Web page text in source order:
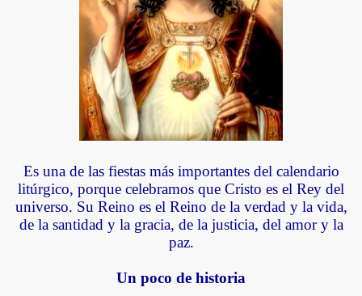
Es una de las fiestas más importantes del calendario
litúrgico, porque celebramos que Cristo es el Rey del
universo. Su Reino es el Reino de la verdad y la vida,
de la santidad y la gracia, de la justicia, del amor y la
paz.
Un poco de historia